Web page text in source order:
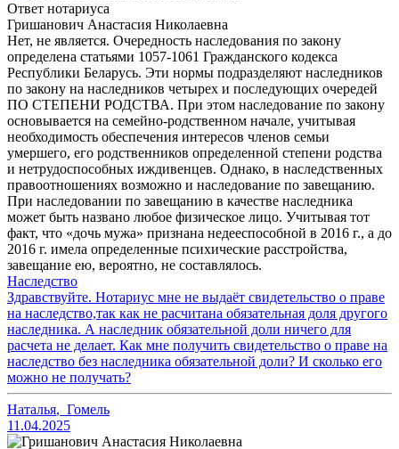
Ответ нотариуса
Гришанович Анастасия Николаевна
Нет, не является. Очередность наследования по закону
определена статьями 1057-1061 Гражданского кодекса
Республики Беларусь. Эти нормы подразделяют наследников
по закону на наследников четырех и последующих очередей
ПО СТЕПЕНИ РОДСТВА. При этом наследование по закону
основывается на семейно-родственном начале, учитывая
необходимость обеспечения интересов членов семьи
умершего, его родственников определенной степени родства
и нетрудоспособных иждивенцев. Однако, в наследственных
правоотношениях возможно и наследование по завещанию.
При наследовании по завещанию в качестве наследника
может быть названо любое физическое лицо. Учитывая тот
факт, что «дочь мужа» признана недееспособной в 2016 г., а до
2016 г. имела определенные психические расстройства,
завещание ею, вероятно, не составлялось.
Наследство
Здравствуйте. Нотариус мне не выдаёт свидетельство о праве
на наследство,так как не расчитана обязательная доля другого
наследника. А наследник обязательной доли ничего для
расчета не делает. Как мне получить свидетельство о праве на
наследство без наследника обязательной доли? И сколько его
можно не получать?
Наталья, Гомель
11.04.2025